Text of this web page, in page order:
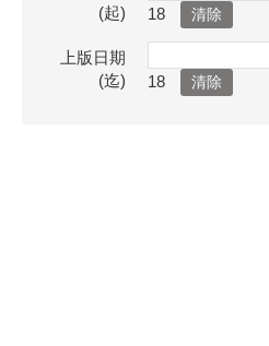
(起)
18
上版日期
(迄)
18